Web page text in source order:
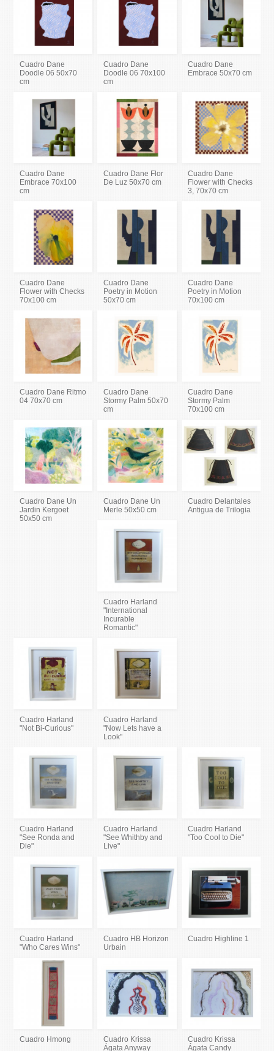
Cuadro Dane
Doodle 06 50x70
cm
Cuadro Dane
Doodle 06 70x100
cm
Cuadro Dane
Embrace 50x70 cm
Cuadro Dane
Embrace 70x100
cm
Cuadro Dane Flor
De Luz 50x70 cm
Cuadro Dane
Flower with Checks
3, 70x70 cm
Cuadro Dane
Flower with Checks
70x100 cm
Cuadro Dane
Poetry in Motion
50x70 cm
Cuadro Dane
Poetry in Motion
70x100 cm
Cuadro Dane Ritmo
04 70x70 cm
Cuadro Dane
Stormy Palm 50x70
cm
Cuadro Dane
Stormy Palm
70x100 cm
Cuadro Dane Un
Jardin Kergoet
50x50 cm
Cuadro Dane Un
Merle 50x50 cm
Cuadro Delantales
Antigua de Trilogia
Cuadro Harland
"International
Incurable
Romantic"
Cuadro Harland
"Not Bi-Curious"
Cuadro Harland
"Now Lets have a
Look"
Cuadro Harland
"See Ronda and
Die"
Cuadro Harland
"See Whithby and
Live"
Cuadro Harland
"Too Cool to Die"
Cuadro Harland
"Who Cares Wins"
Cuadro HB Horizon
Urbain
Cuadro Highline 1
Cuadro Hmong
Cuadro Krissa
Ágata Anyway
Cuadro Krissa
Ágata Candy